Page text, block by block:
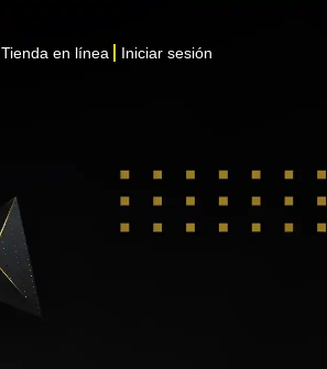
Tienda en línea Iniciar sesión